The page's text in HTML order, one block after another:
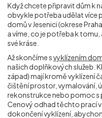
Když chcete připravit dům k
obvykle potřeba udělat více
domů v Jesenici (okrese
a víme, co je potřeba k
své kráse.
Až skončíme svyklízením
našich doplňkových služeb.
západ) mají kromě vyklízení
čištění prostor, vymalování,
rekonstrukce nebo pomoc s
Cenový odhad těchto prací
dokončení vyklízení,